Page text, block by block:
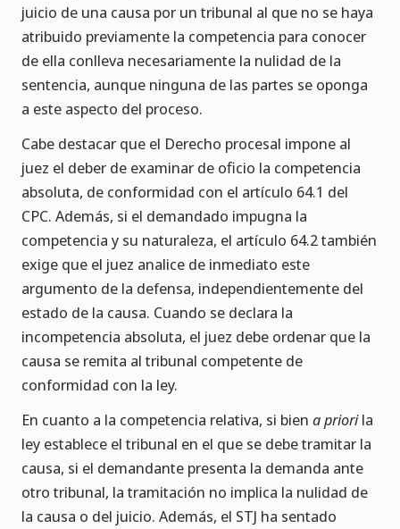
juicio de una causa por un tribunal al que no se haya
atribuido previamente la competencia para conocer
de ella conlleva necesariamente la nulidad de la
sentencia, aunque ninguna de las partes se oponga
a este aspecto del proceso.
Cabe destacar que el Derecho procesal impone al
juez el deber de examinar de oficio la competencia
absoluta, de conformidad con el artículo 64.1 del
CPC. Además, si el demandado impugna la
competencia y su naturaleza, el artículo 64.2 también
exige que el juez analice de inmediato este
argumento de la defensa, independientemente del
estado de la causa. Cuando se declara la
incompetencia absoluta, el juez debe ordenar que la
causa se remita al tribunal competente de
conformidad con la ley.
En cuanto a la competencia relativa, si bien a priorila
ley establece el tribunal en el que se debe tramitar la
causa, si el demandante presenta la demanda ante
otro tribunal, la tramitación no implica la nulidad de
la causa o del juicio. Además, el STJ ha sentado